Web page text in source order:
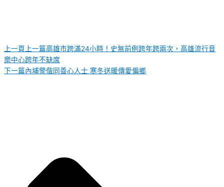
上一頁 上一篇高雄市跨滿24小時！史無前例跨年跨兩次，高雄流行音
樂中心跨年不缺席
下一篇內埔警偕同善心人士 寒冬送暖傳愛偏鄉